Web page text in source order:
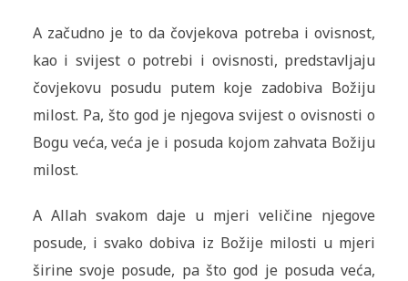
A začudno je to da čovjekova potreba i ovisnost,
kao i svijest o potrebi i ovisnosti, predstavljaju
čovjekovu posudu putem koje zadobiva Božiju
milost. Pa, što god je njegova svijest o ovisnosti o
Bogu veća, veća je i posuda kojom zahvata Božiju
milost.
A Allah svakom daje u mjeri veličine njegove
posude, i svako dobiva iz Božije milosti u mjeri
širine svoje posude, pa što god je posuda veća,